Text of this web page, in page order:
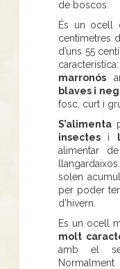
de boscos.
És un ocell
centímetres
d’uns 55
marronós
blaves i
fosc, curt i
S’alimenta
insectes i
alimentar
solen
per poder
d’hivern.
Es un ocell
molt
amb el seu
Normalment